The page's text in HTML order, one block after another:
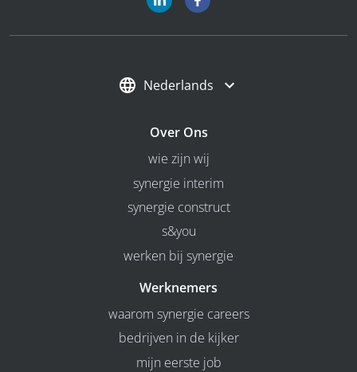
Nederlands
Over Ons
wie zijn wij
synergie interim
synergie construct
s&you
werken bij synergie
Werknemers
waarom synergie careers
bedrijven in de kijker
mijn eerste job